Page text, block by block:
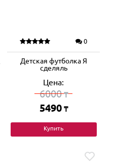
0
Детская футболка Я
сделяль
Цена:
6000₸
5490 ₸
Купить